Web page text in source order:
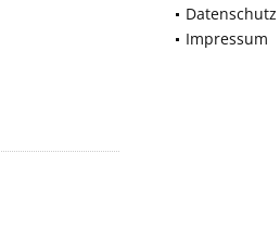
Datenschutz
Impressum